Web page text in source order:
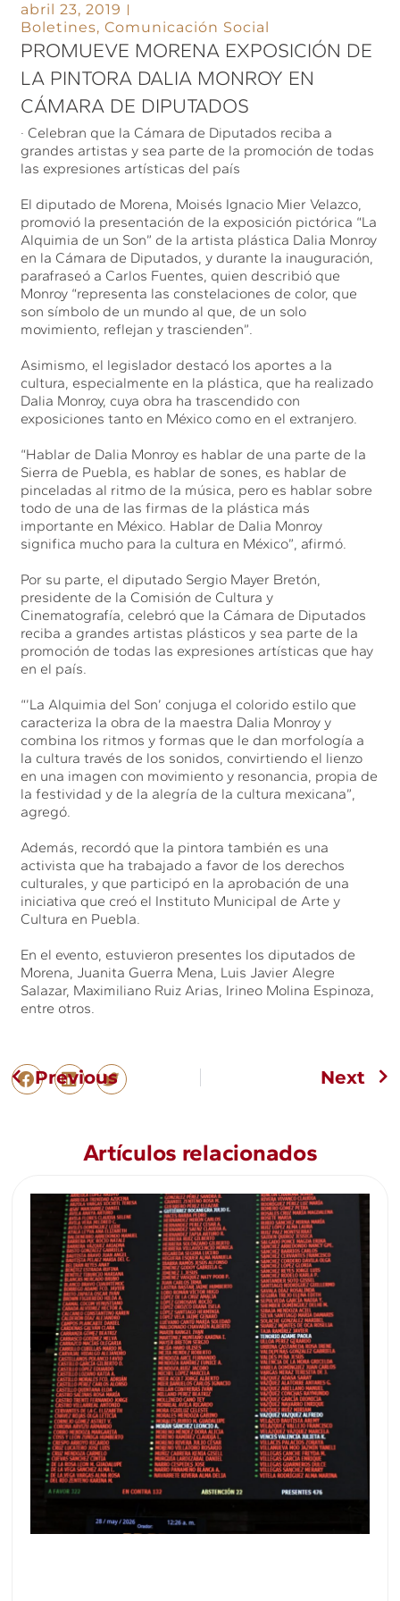
abril 23, 2019
Boletines,Comunicación Social
PROMUEVE MORENA EXPOSICIÓN DE
LA PINTORA DALIA MONROY EN
CÁMARA DE DIPUTADOS
· Celebran que la Cámara de Diputados reciba a
grandes artistas y sea parte de la promoción de todas
las expresiones artísticas del país
El diputado de Morena, Moisés Ignacio Mier Velazco,
promovió la presentación de la exposición pictórica “La
Alquimia de un Son” de la artista plástica Dalia Monroy
en la Cámara de Diputados, y durante la inauguración,
parafraseó a Carlos Fuentes, quien describió que
Monroy “representa las constelaciones de color, que
son símbolo de un mundo al que, de un solo
movimiento, reflejan y trascienden”.
Asimismo, el legislador destacó los aportes a la
cultura, especialmente en la plástica, que ha realizado
Dalia Monroy, cuya obra ha trascendido con
exposiciones tanto en México como en el extranjero.
“Hablar de Dalia Monroy es hablar de una parte de la
Sierra de Puebla, es hablar de sones, es hablar de
pinceladas al ritmo de la música, pero es hablar sobre
todo de una de las firmas de la plástica más
importante en México. Hablar de Dalia Monroy
significa mucho para la cultura en México”, afirmó.
Por su parte, el diputado Sergio Mayer Bretón,
presidente de la Comisión de Cultura y
Cinematografía, celebró que la Cámara de Diputados
reciba a grandes artistas plásticos y sea parte de la
promoción de todas las expresiones artísticas que hay
en el país.
“’La Alquimia del Son’ conjuga el colorido estilo que
caracteriza la obra de la maestra Dalia Monroy y
combina los ritmos y formas que le dan morfología a
la cultura través de los sonidos, convirtiendo el lienzo
en una imagen con movimiento y resonancia, propia de
la festividad y de la alegría de la cultura mexicana”,
agregó.
Además, recordó que la pintora también es una
activista que ha trabajado a favor de los derechos
culturales, y que participó en la aprobación de una
iniciativa que creó el Instituto Municipal de Arte y
Cultura en Puebla.
En el evento, estuvieron presentes los diputados de
Morena, Juanita Guerra Mena, Luis Javier Alegre
Salazar, Maximiliano Ruiz Arias, Irineo Molina Espinoza,
entre otros.
Previous Next
Artículos relacionados